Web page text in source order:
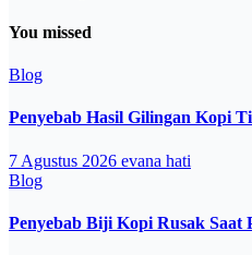
You missed
Blog
Penyebab Hasil Gilingan Kopi
7 Agustus 2026 evana hati
Blog
Penyebab Biji Kopi Rusak Saat